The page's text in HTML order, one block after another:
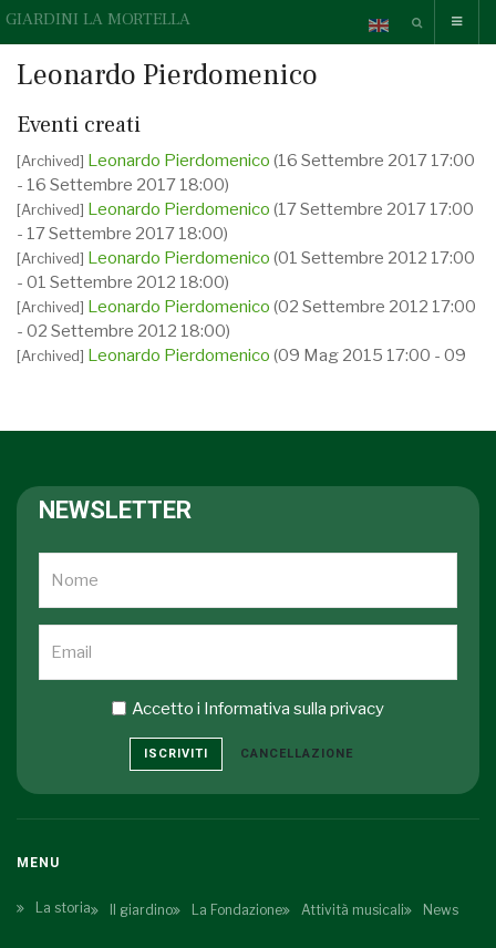
GIARDINI LA MORTELLA
Leonardo Pierdomenico
Eventi creati
[Archived] Leonardo Pierdomenico (16 Settembre 2017 17:00
- 16 Settembre 2017 18:00)
[Archived] Leonardo Pierdomenico (17 Settembre 2017 17:00
- 17 Settembre 2017 18:00)
[Archived] Leonardo Pierdomenico (01 Settembre 2012 17:00
- 01 Settembre 2012 18:00)
[Archived] Leonardo Pierdomenico (02 Settembre 2012 17:00
- 02 Settembre 2012 18:00)
[Archived] Leonardo Pierdomenico (09 Mag 2015 17:00 - 09
Mag 2015 18:00)
[Archived] Leonardo Pierdomenico
NEWSLETTER
Accetto i Informativa sulla privacy
ISCRIVITI CANCELLAZIONE
MENU
La storia Il giardino La Fondazione Attività musicali News